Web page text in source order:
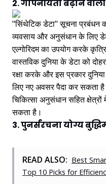
2. गोपनीयता बढ़ाने वाली
"सिंथेटिक डेटा" सूचना प्रबंधन
व्यवसाय और अनुसंधान के लिए
एल्गोरिदम का उपयोग करके
वास्तविक दुनिया के डेटा को
रक्षा करके और इस प्रकार
लिए नए अवसर पैदा कर सकता
चिकित्सा अनुसंधान सहित
सकता है।
3. पुनर्संरचना योग्य
READ ALSO: Best
Top 10 Picks for